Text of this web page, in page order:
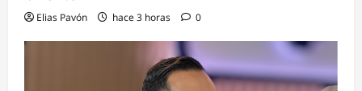
Elias Pavón hace 3 horas 0